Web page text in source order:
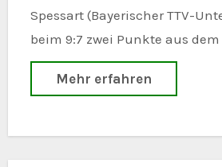
Spessart (Bayerischer TTV-
beim 9:7 zwei Punkte aus
Mehr erfahren